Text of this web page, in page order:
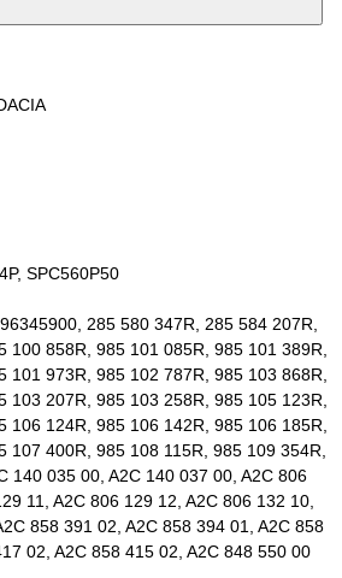
SPC560P50
285 580 347R, 285 584 207R,
100 858R, 985 101 085R, 985 101 389R,
101 973R, 985 102 787R, 985 103 868R,
103 207R, 985 103 258R, 985 105 123R,
106 124R, 985 106 142R, 985 106 185R,
107 400R, 985 108 115R, 985 109 354R,
140 035 00, A2C 140 037 00, A2C 806
11, A2C 806 129 12, A2C 806 132 10,
858 391 02, A2C 858 394 01, A2C 858
02, A2C 858 415 02, A2C 848 550 00